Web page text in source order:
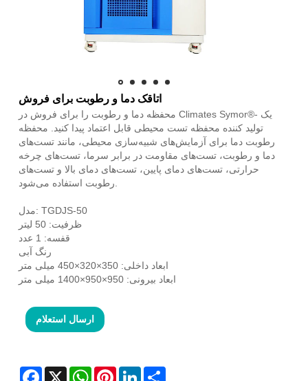
اتاقک دما و رطوبت برای فروش
محفظه دما و رطوبت را برای فروش در Climates Symor®- یک
تولید کننده محفظه تست محیطی قابل اعتماد پیدا کنید. محفظه
رطوبت دما برای آزمایش‌های شبیه‌سازی محیطی، مانند تست‌های
دما و رطوبت، تست‌های مقاومت در برابر سرما، تست‌های چرخه
حرارتی، تست‌های دمای پایین، تست‌های دمای بالا و تست‌های
مدل: TGDJS-50
ظرفیت: 50 لیتر
قفسه: 1 عدد
رنگ آبی
ابعاد داخلی: 350×320×450 میلی متر
ابعاد بیرونی: 950×950×1400 میلی متر
ارسال استعلام
Facebook
X WhatsAppPinterestLinkedIn